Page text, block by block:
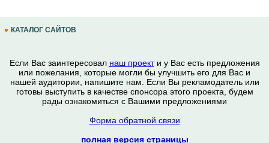
КАТАЛОГ САЙТОВ
Если Вас заинтересовал наш проекти у Вас есть предложения
или пожелания, которые могли бы улучшить его для Вас и
нашей аудитории, напишите нам. Если Вы рекламодатель или
готовы выступить в качестве спонсора этого проекта, будем
рады ознакомиться с Вашими предложениями
Форма обратной связи
полная версия страницы